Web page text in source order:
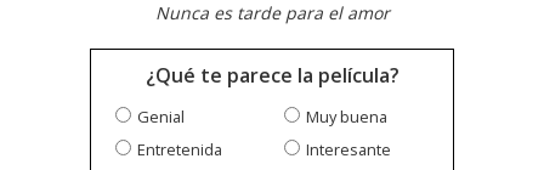
Nunca es tarde para el amor
¿Qué te parece la película?
Genial
Muy buena
Entretenida
Interesante